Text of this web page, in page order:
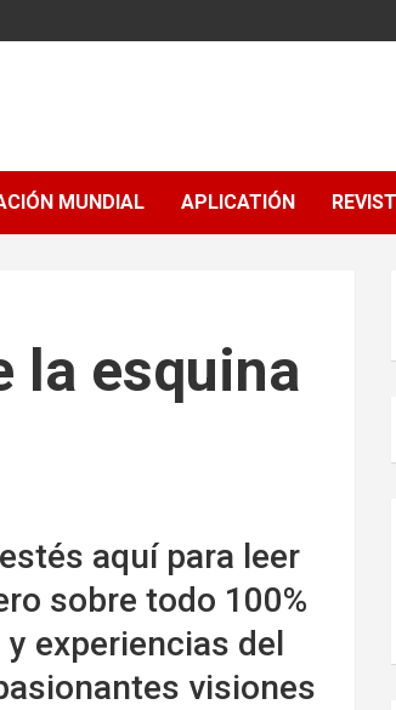
MUNDIAL APLICATIÓN
la esquina
aquí para leer
sobre todo 100%
experiencias del
visiones